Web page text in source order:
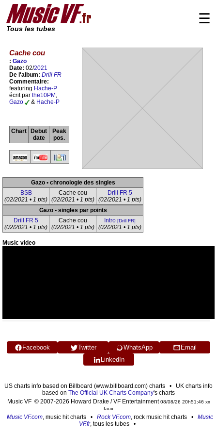
Tous les tubes
☰
Cache cou
: Gazo
Date: 02/2021
De l'album: Drill FR
Commentaire:
featuring Hache-P
écrit par the10PM ,
Gazo
& Hache-P
Chart
Debut
date
Peak
pos.
Gazo • chronologie des singles
BSB
(02/2021 • 1 pts)
Cache cou
(02/2021 • 1 pts)
Drill FR 5
(02/2021 • 1 pts)
Gazo • singles par points
Drill FR 5
(02/2021 • 1 pts)
Cache cou
(02/2021 • 1 pts)
Intro [Drill FR]
(02/2021 • 1 pts)
Music video
Facebook Twitter WhatsApp
Email
LinkedIn
US charts info based on Billboard (www.billboard.com) charts • UK charts info
based on The Official UK Charts Company's charts
Music VF © 2007-2026 Howard Drake / VF Entertainment08/08/26 20h51:46 xx
faux
Music VF.com, music hit charts • Rock VF.com, rock music hit charts • Music
VF.fr, tous les tubes •